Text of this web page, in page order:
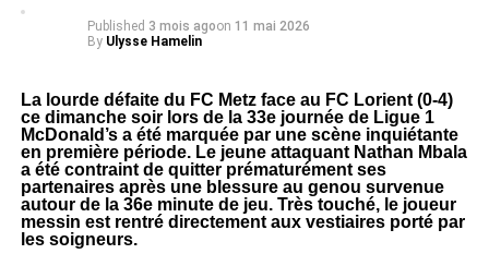
Published 3 mois agoon 11 mai 2026
By Ulysse Hamelin
La lourde défaite du FC Metz face au FC Lorient (0-4)
ce dimanche soir lors de la 33e journée de Ligue 1
McDonald’s a été marquée par une scène inquiétante
en première période. Le jeune attaquant Nathan Mbala
a été contraint de quitter prématurément ses
partenaires après une blessure au genou survenue
autour de la 36e minute de jeu. Très touché, le joueur
messin est rentré directement aux vestiaires porté par
les soigneurs.